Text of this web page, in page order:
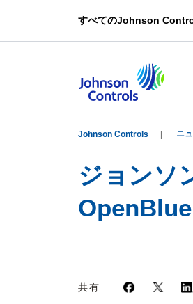
すべてのJohnson
Johnson Controls ニ
ジョンソ
共有